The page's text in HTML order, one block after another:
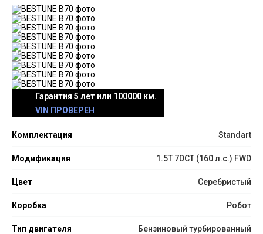
Гарантия 5 лет или 100000 км.
VIN ПРОВЕРЕН
Комплектация Standart
Модификация 1.5T 7DCT (160 л.с.) FWD
Цвет Серебристый
Коробка Робот
Тип двигателя Бензиновый турбированный